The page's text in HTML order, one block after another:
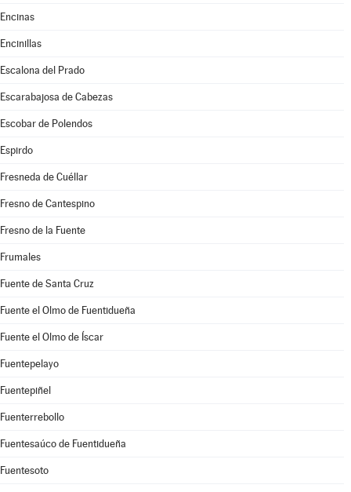
Encinas
Encinillas
Escalona del Prado
Escarabajosa de Cabezas
Escobar de Polendos
Espirdo
Fresneda de Cuéllar
Fresno de Cantespino
Fresno de la Fuente
Frumales
Fuente de Santa Cruz
Fuente el Olmo de Fuentidueña
Fuente el Olmo de Íscar
Fuentepelayo
Fuentepiñel
Fuenterrebollo
Fuentesaúco de Fuentidueña
Fuentesoto